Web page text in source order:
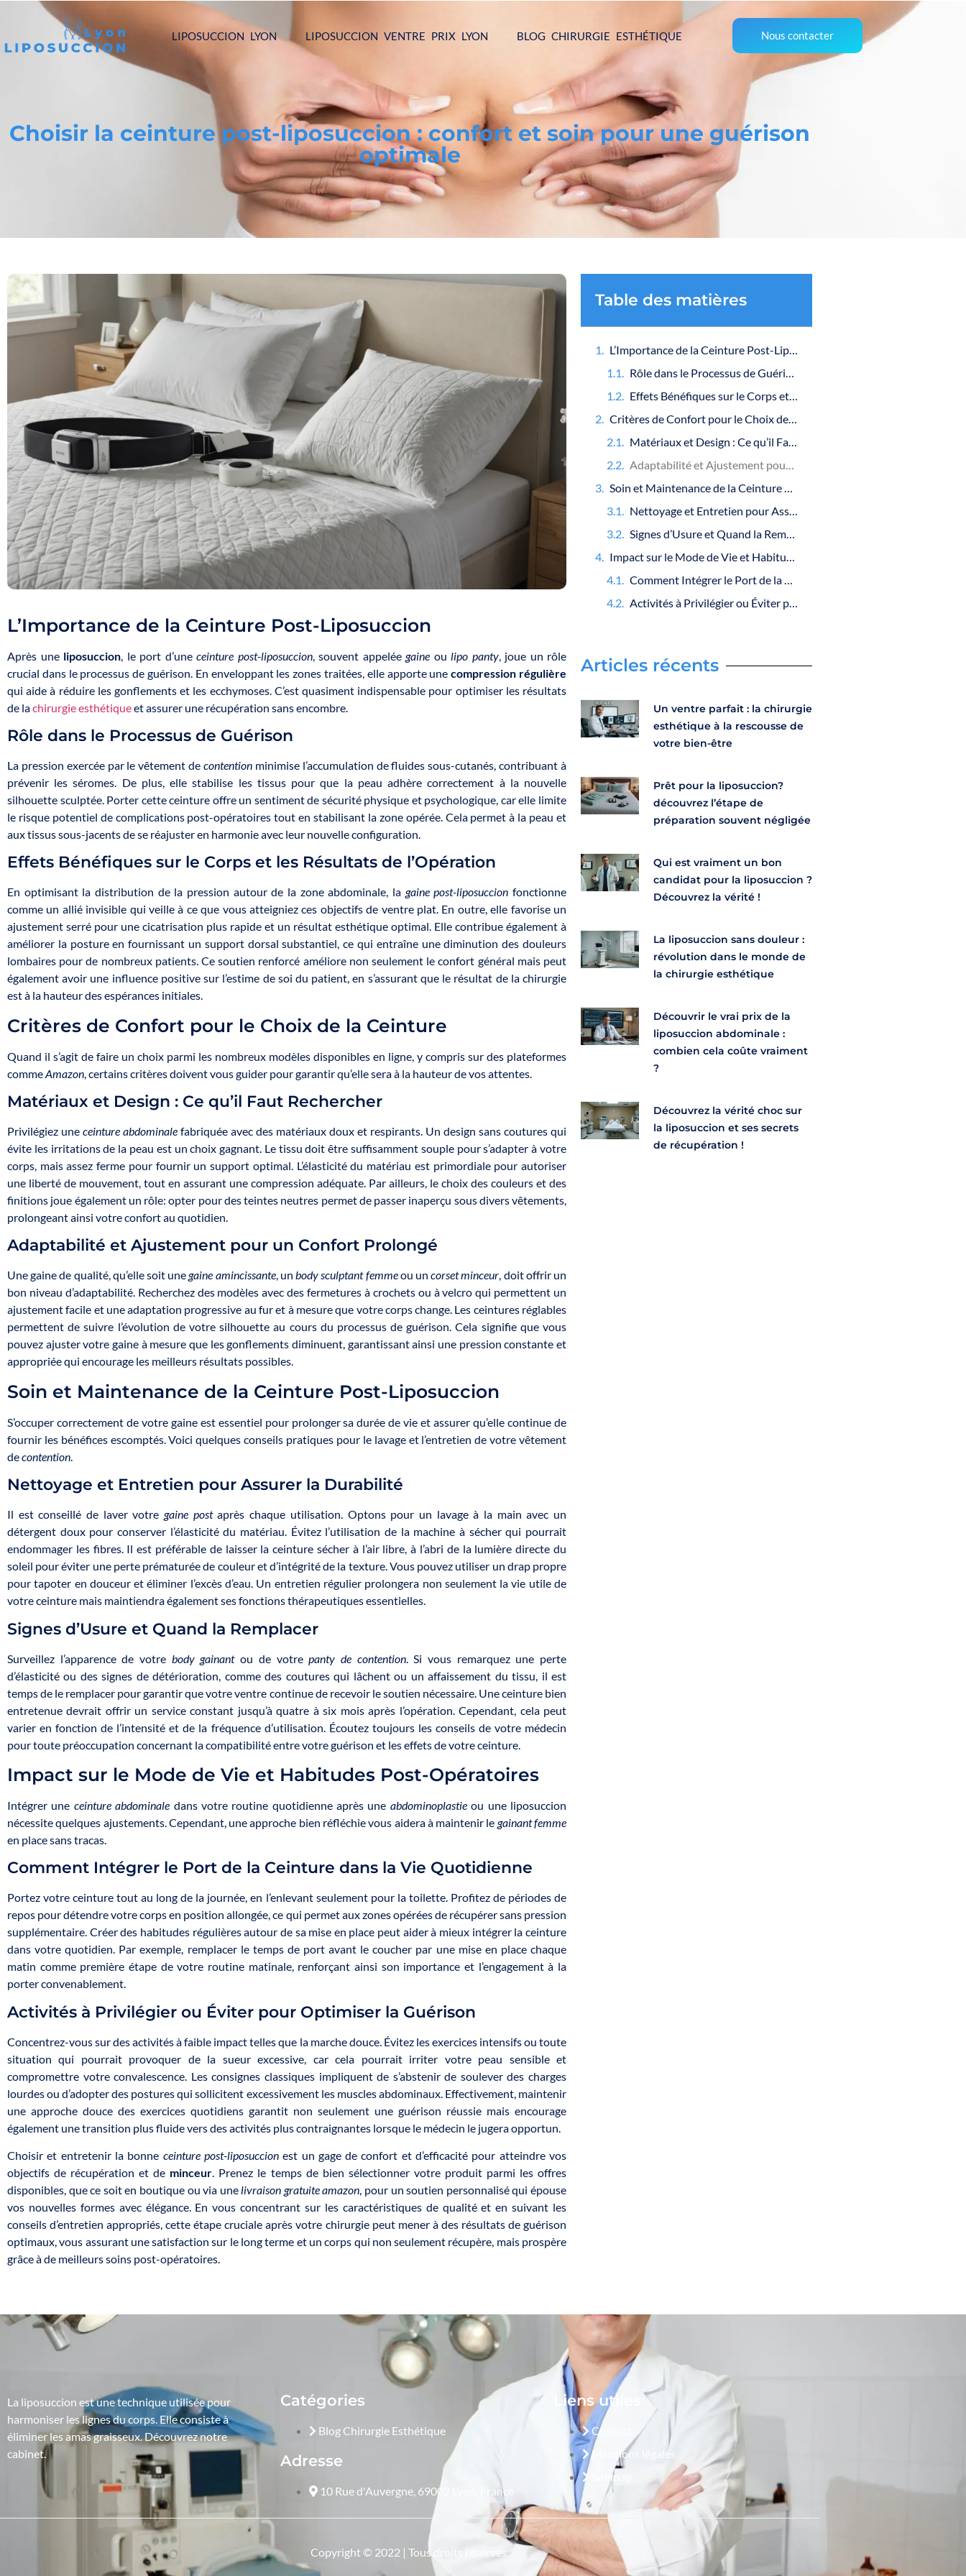
LIPOSUCCION LYON LIPOSUCCION VENTRE PRIX LYON BLOG CHIRURGIE ESTHÉTIQUE Nous contacter
Choisir la ceinture post-liposuccion : confort et soin pour une guérison
optimale
L’Importance de la Ceinture Post-Liposuccion
Après une liposuccion , le port d’une ceinture post-liposuccion, souvent appelée gaine ou lipo panty, joue un rôle
crucial dans le processus de guérison. En enveloppant les zones traitées, elle apporte unecompression régulière
qui aide à réduire les gonflements et les ecchymoses. C’est quasiment indispensable pour optimiser les résultats
de lachirurgie esthétiqueet assurer une récupération sans encombre.
Rôle dans le Processus de Guérison
La pression exercée par le vêtement de contention minimise l’accumulation de fluides sous-cutanés, contribuant à
prévenir les séromes. De plus, elle stabilise les tissus pour que la peau adhère correctement à la nouvelle
silhouette sculptée. Porter cette ceinture offre un sentiment de sécurité physique et psychologique, car elle limite
le risque potentiel de complications post-opératoires tout en stabilisant la zone opérée. Cela permet à la peau et
aux tissus sous-jacents de se réajuster en harmonie avec leur nouvelle configuration.
Effets Bénéfiques sur le Corps et les Résultats de l’Opération
En optimisant la distribution de la pression autour de la zone abdominale, la gaine post-liposuccion fonctionne
comme un allié invisible qui veille à ce que vous atteigniez ces objectifs de ventre plat. En outre, elle favorise un
ajustement serré pour une cicatrisation plus rapide et un résultat esthétique optimal. Elle contribue également à
améliorer la posture en fournissant un support dorsal substantiel, ce qui entraîne une diminution des douleurs
lombaires pour de nombreux patients. Ce soutien renforcé améliore non seulement le confort général mais peut
également avoir une influence positive sur l’estime de soi du patient, en s’assurant que le résultat de la chirurgie
est à la hauteur des espérances initiales.
Critères de Confort pour le Choix de la Ceinture
Quand il s’agit de faire un choix parmi les nombreux modèles disponibles en ligne, y compris sur des plateformes
commeAmazon , certains critères doivent vous guider pour garantir qu’elle sera à la hauteur de vos attentes.
Matériaux et Design : Ce qu’il Faut Rechercher
Privilégiez une ceinture abdominale fabriquée avec des matériaux doux et respirants. Un design sans coutures qui
évite les irritations de la peau est un choix gagnant. Le tissu doit être suffisamment souple pour s’adapter à votre
corps, mais assez ferme pour fournir un support optimal. L’élasticité du matériau est primordiale pour autoriser
une liberté de mouvement, tout en assurant une compression adéquate. Par ailleurs, le choix des couleurs et des
finitions joue également un rôle: opter pour des teintes neutres permet de passer inaperçu sous divers vêtements,
prolongeant ainsi votre confort au quotidien.
Adaptabilité et Ajustement pour un Confort Prolongé
Une gaine de qualité, qu’elle soit unegaine amincissante, unbody sculptant femmeou uncorset minceur, doit offrir un
bon niveau d’adaptabilité. Recherchez des modèles avec des fermetures à crochets ou à velcro qui permettent un
ajustement facile et une adaptation progressive au fur et à mesure que votre corps change. Les ceintures réglables
permettent de suivre l’évolution de votre silhouette au cours du processus de guérison. Cela signifie que vous
pouvez ajuster votre gaine à mesure que les gonflements diminuent, garantissant ainsi une pression constante et
appropriée qui encourage les meilleurs résultats possibles.
Soin et Maintenance de la Ceinture Post-Liposuccion
S’occuper correctement de votre gaine est essentiel pour prolonger sa durée de vie et assurer qu’elle continue de
fournir les bénéfices escomptés. Voici quelques conseils pratiques pour le lavage et l’entretien de votre vêtement
decontention.
Nettoyage et Entretien pour Assurer la Durabilité
Il est conseillé de laver votregaine postaprès chaque utilisation. Optons pour un lavage à la main avec un
détergent doux pour conserver l’élasticité du matériau. Évitez l’utilisation de la machine à sécher qui pourrait
endommager les fibres. Il est préférable de laisser la ceinture sécher à l’air libre, à l’abri de la lumière directe du
soleil pour éviter une perte prématurée de couleur et d’intégrité de la texture. Vous pouvez utiliser un drap propre
pour tapoter en douceur et éliminer l’excès d’eau. Un entretien régulier prolongera non seulement la vie utile de
votre ceinture mais maintiendra également ses fonctions thérapeutiques essentielles.
Signes d’Usure et Quand la Remplacer
Surveillez l’apparence de votre body gainantou de votrepanty de contention. Si vous remarquez une perte
d’élasticité ou des signes de détérioration, comme des coutures qui lâchent ou un affaissement du tissu, il est
temps de le remplacer pour garantir que votre ventre continue de recevoir le soutien nécessaire. Une ceinture bien
entretenue devrait offrir un service constant jusqu’à quatre à six mois après l’opération. Cependant, cela peut
varier en fonction de l’intensité et de la fréquence d’utilisation. Écoutez toujours les conseils de votre médecin
pour toute préoccupation concernant la compatibilité entre votre guérison et les effets de votre ceinture.
Impact sur le Mode de Vie et Habitudes Post-Opératoires
Intégrer une ceinture abdominale dans votre routine quotidienne après une abdominoplastieou une liposuccion
nécessite quelques ajustements. Cependant, une approche bien réfléchie vous aidera à maintenir le gainant femme
en place sans tracas.
Comment Intégrer le Port de la Ceinture dans la Vie Quotidienne
Portez votre ceinture tout au long de la journée, en l’enlevant seulement pour la toilette. Profitez de périodes de
repos pour détendre votre corps en position allongée, ce qui permet aux zones opérées de récupérer sans pression
supplémentaire. Créer des habitudes régulières autour de sa mise en place peut aider à mieux intégrer la ceinture
dans votre quotidien. Par exemple, remplacer le temps de port avant le coucher par une mise en place chaque
matin comme première étape de votre routine matinale, renforçant ainsi son importance et l’engagement à la
porter convenablement.
Activités à Privilégier ou Éviter pour Optimiser la Guérison
Concentrez-vous sur des activités à faible impact telles que la marche douce. Évitez les exercices intensifs ou toute
situation qui pourrait provoquer de la sueur excessive, car cela pourrait irriter votre peau sensible et
compromettre votre convalescence. Les consignes classiques impliquent de s’abstenir de soulever des charges
lourdes ou d’adopter des postures qui sollicitent excessivement les muscles abdominaux. Effectivement, maintenir
une approche douce des exercices quotidiens garantit non seulement une guérison réussie mais encourage
également une transition plus fluide vers des activités plus contraignantes lorsque le médecin le jugera opportun.
Choisir et entretenir la bonne ceinture post-liposuccionest un gage de confort et d’efficacité pour atteindre vos
objectifs de récupération et de minceur. Prenez le temps de bien sélectionner votre produit parmi les offres
disponibles, que ce soit en boutique ou via unelivraison gratuite amazon, pour un soutien personnalisé qui épouse
vos nouvelles formes avec élégance. En vous concentrant sur les caractéristiques de qualité et en suivant les
conseils d’entretien appropriés, cette étape cruciale après votre chirurgie peut mener à des résultats de guérison
optimaux, vous assurant une satisfaction sur le long terme et un corps qui non seulement récupère, mais prospère
grâce à de meilleurs soins post-opératoires.
Table des matières
L’Importance de la Ceinture Post-Liposuccion
Rôle dans le Processus de Guérison
Effets Bénéfiques sur le Corps et les Résultats de l’Opération
Critères de Confort pour le Choix de la Ceinture
Matériaux et Design : Ce qu’il Faut Rechercher
Adaptabilité et Ajustement pour un Confort Prolongé
Soin et Maintenance de la Ceinture Post-Liposuccion
Nettoyage et Entretien pour Assurer la Durabilité
Signes d’Usure et Quand la Remplacer
Impact sur le Mode de Vie et Habitudes Post-Opératoires
Comment Intégrer le Port de la Ceinture dans la Vie Quotidienne
Activités à Privilégier ou Éviter pour Optimiser la Guérison
Articles récents
Un ventre parfait : la chirurgie
esthétique à la rescousse de
votre bien-être
Prêt pour la liposuccion?
découvrez l’étape de
préparation souvent négligée
Qui est vraiment un bon
candidat pour la liposuccion ?
Découvrez la vérité !
La liposuccion sans douleur :
révolution dans le monde de
la chirurgie esthétique
Découvrir le vrai prix de la
liposuccion abdominale :
combien cela coûte vraiment
?
Découvrez la vérité choc sur
la liposuccion et ses secrets
de récupération !
La liposuccion est une technique utilisée pour
harmoniser les lignes du corps. Elle consiste à
éliminer les amas graisseux. Découvrez notre
cabinet.
Catégories
Blog Chirurgie Esthétique
Adresse
10 Rue d'Auvergne, 69002 Lyon, France
Liens utiles
Contact
Mentions légales
Sitemap
Copyright © 2022 | Tous droits réservés.